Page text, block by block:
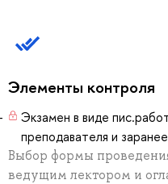
Элементы контроля
Экзамен в виде
преподавателя и
Выбор формы
ведущим лектором и